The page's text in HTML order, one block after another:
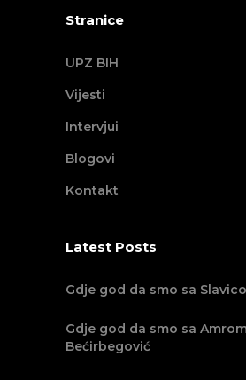
Stranice
UPZ BIH
Vijesti
Intervjui
Blogovi
Kontakt
Latest Posts
Gdje god da smo sa
Gdje god da smo sa
Bećirbegović